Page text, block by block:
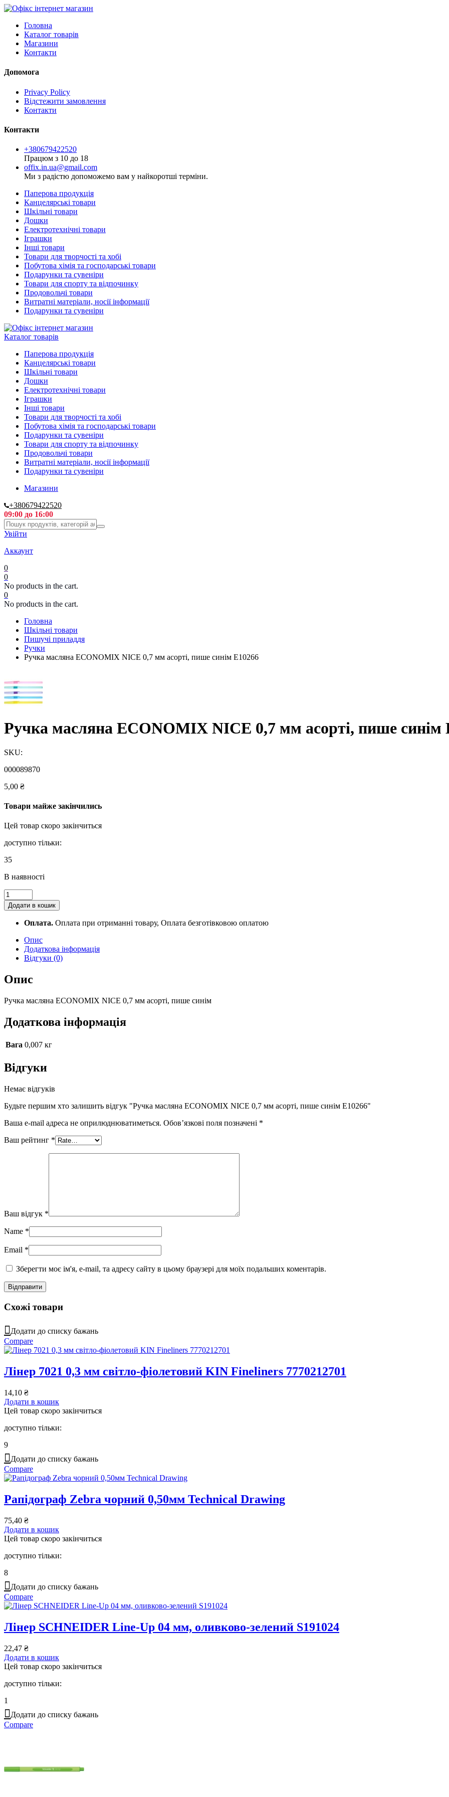
Головна
Каталог товарів
Магазини
Контакти
Допомога
Privacy Policy
Відстежити замовлення
Контакти
Контакти
+380679422520
Працюм з 10 до 18
offix.in.ua@gmail.com
Ми з радістю допоможемо вам у найкоротші терміни.
Паперова продукція
Канцелярські товари
Шкільні товари
Дошки
Електротехнічні товари
Іграшки
Інші товари
Товари для творчості та хобі
Побутова хімія та господарські товари
Подарунки та сувеніри
Товари для спорту та відпочинку
Продовольчі товари
Витратні матеріали, носії інформації
Подарунки та сувеніри
Каталог товарів
Паперова продукція
Канцелярські товари
Шкільні товари
Дошки
Електротехнічні товари
Іграшки
Інші товари
Товари для творчості та хобі
Побутова хімія та господарські товари
Подарунки та сувеніри
Товари для спорту та відпочинку
Продовольчі товари
Витратні матеріали, носії інформації
Подарунки та сувеніри
Магазини
+380679422520
09:00 до 16:00
Увійти
Аккаунт
0
0
No products in the cart.
0
No products in the cart.
Головна
Шкільні товари
Пишучі приладдя
Ручки
Ручка масляна ECONOMIX NICE 0,7 мм асорті, пише синім E10266
Ручка масляна ECONOMIX NICE 0,7 мм асорті, пише синім
SKU:
000089870
5,00 ₴
Товари майже закінчились
Цей товар скоро закінчиться
доступно тільки:
35
В наявності
Ручка
масляна
ECONOMIX
NICE
асорті,
пише
E10266
quantity
Додати в кошик
Оплата. Оплата при отриманні товару, Оплата безготівковою оплатою
Опис
Додаткова інформація
Відгуки (0)
Опис
Ручка масляна ECONOMIX NICE 0,7 мм асорті, пише синім
Додаткова інформація
Вага 0,007 кг
Відгуки
Немає відгуків
Будьте першим хто залишить відгук "Ручка масляна ECONOMIX NICE 0,7 мм асорті, пише синім E10266"
Ваша e-mail адреса не оприлюднюватиметься. Обов’язкові поля позначені *
Ваш рейтинг *
Ваш відгук *
Name *
Email *
Зберегти моє ім'я, e-mail, та адресу сайту в цьому браузері для моїх подальших коментарів.
Схожі товари
Додати до списку бажань
Compare
Лінер 7021 0,3 мм світло-фіолетовий KIN Fineliners 7770212701
14,10 ₴
Додати в кошик
Цей товар скоро закінчиться
доступно тільки:
9
Додати до списку бажань
Compare
Рапідограф Zebra чорний 0,50мм Technical Drawing
75,40 ₴
Додати в кошик
Цей товар скоро закінчиться
доступно тільки:
8
Додати до списку бажань
Compare
Лінер SCHNEIDER Line-Up 04 мм, оливково-зелений S191024
22,47 ₴
Додати в кошик
Цей товар скоро закінчиться
доступно тільки:
1
Додати до списку бажань
Compare